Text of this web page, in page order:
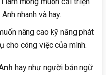
nhanh và hay.
nâng cao kỹ năng phát
cho công việc của mình.
hay như người bản ngữ